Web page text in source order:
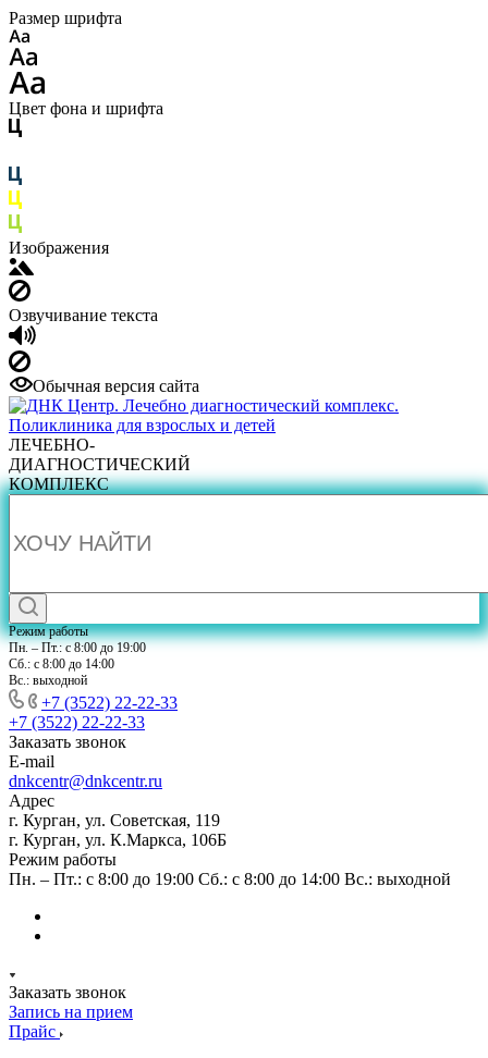
Размер шрифта
Цвет фона и шрифта
Изображения
Озвучивание текста
Обычная версия сайта
ЛЕЧЕБНО-
ДИАГНОСТИЧЕСКИЙ
КОМПЛЕКС
Режим работы
Пн. – Пт.: с 8:00 до 19:00
Сб.: с 8:00 до 14:00
Вс.: выходной
+7 (3522) 22-22-33
+7 (3522) 22-22-33
Заказать звонок
E-mail
dnkcentr@dnkcentr.ru
Адрес
г. Курган, ул. Советская, 119
г. Курган, ул. К.Маркса, 106Б
Режим работы
Пн. – Пт.: с 8:00 до 19:00 Сб.: с 8:00 до 14:00 Вс.: выходной
Заказать звонок
Запись на прием
Прайс